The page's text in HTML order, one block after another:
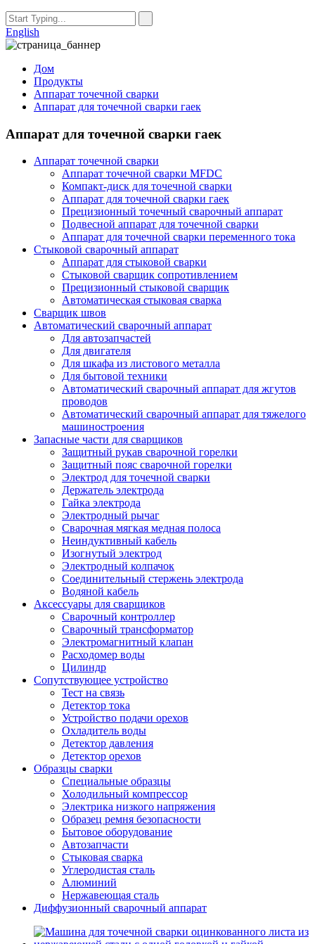
English
Дом
Продукты
Аппарат точечной сварки
Аппарат для точечной сварки гаек
Аппарат для точечной сварки гаек
Аппарат точечной сварки
Аппарат точечной сварки MFDC
Компакт-диск для точечной сварки
Аппарат для точечной сварки гаек
Прецизионный точечный сварочный аппарат
Подвесной аппарат для точечной сварки
Аппарат для точечной сварки переменного тока
Стыковой сварочный аппарат
Аппарат для стыковой сварки
Стыковой сварщик сопротивлением
Прецизионный стыковой сварщик
Автоматическая стыковая сварка
Сварщик швов
Автоматический сварочный аппарат
Для автозапчастей
Для двигателя
Для шкафа из листового металла
Для бытовой техники
Автоматический сварочный аппарат для жгутов
проводов
Автоматический сварочный аппарат для тяжелого
машиностроения
Запасные части для сварщиков
Защитный рукав сварочной горелки
Защитный пояс сварочной горелки
Электрод для точечной сварки
Держатель электрода
Гайка электрода
Электродный рычаг
Сварочная мягкая медная полоса
Неиндуктивный кабель
Изогнутый электрод
Электродный колпачок
Соединительный стержень электрода
Водяной кабель
Аксессуары для сварщиков
Сварочный контроллер
Сварочный трансформатор
Электромагнитный клапан
Расходомер воды
Цилиндр
Сопутствующее устройство
Тест на связь
Детектор тока
Устройство подачи орехов
Охладитель воды
Детектор давления
Детектор орехов
Образцы сварки
Специальные образцы
Холодильный компрессор
Электрика низкого напряжения
Образец ремня безопасности
Бытовое оборудование
Автозапчасти
Стыковая сварка
Углеродистая сталь
Алюминий
Нержавеющая сталь
Диффузионный сварочный аппарат